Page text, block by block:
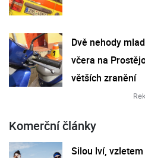
Dvě nehody
včera na
větších zranění
Komerční články
Silou lví,